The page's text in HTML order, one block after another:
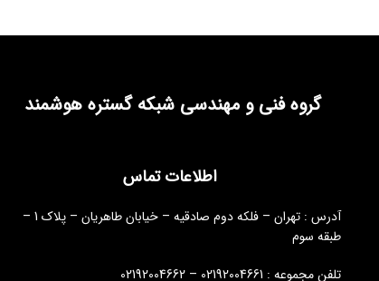
گروه فنی و مهندسی شبکه گستره هوشمند
اطلاعات تماس
آدرس : تهران – فلکه دوم صادقیه – خیابان طاهریان – پلاک 1 –
طبقه سوم
تلفن مجموعه : 02192004661 – 02192004662